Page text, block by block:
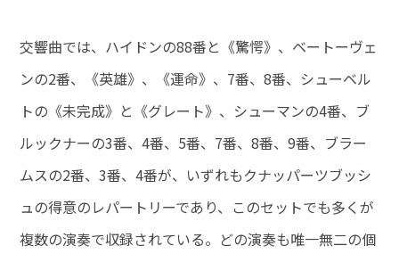
交響曲では、ハイドンの88番と《驚愕》、ベートーヴェ
ンの2番、《英雄》、《運命》、7番、8番、シューベル
トの《未完成》と《グレート》、シューマンの4番、ブ
ルックナーの3番、4番、5番、7番、8番、9番、ブラー
ムスの2番、3番、4番が、いずれもクナッパーツブッシ
ュの得意のレパートリーであり、このセットでも多くが
複数の演奏で収録されている。どの演奏も唯一無二の個